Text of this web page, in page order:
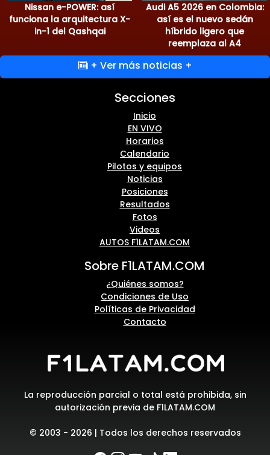
Nissan e-POWER: así
funciona la arquitectura X-
in-1 del Qashqai
Audi A5 2026 en Colombia:
así es el nuevo sedán
híbrido ligero que
reemplaza al A4
+ Ver más noticias +
Secciones
Inicio
EN VIVO
Horarios
Calendario
Pilotos y equipos
Noticias
Posiciones
Resultados
Fotos
Videos
AUTOS F1LATAM.COM
Sobre F1LATAM.COM
¿Quiénes somos?
Condiciones de Uso
Políticas de Privacidad
Contacto
La reproducción parcial o total está prohibida, sin
autorización previa de F1LATAM.COM
© 2003 - 2026 | Todos los derechos reservados